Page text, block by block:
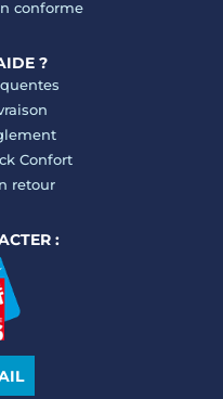
conforme
?
Confort
retour
: